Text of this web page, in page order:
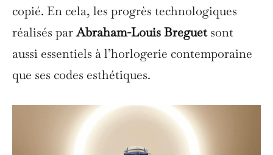
copié. En cela, les progrès technologiques
réalisés parAbraham-Louis Breguetsont
aussi essentiels à l’horlogerie contemporaine
que ses codes esthétiques.